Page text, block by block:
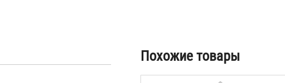
Похожие товары